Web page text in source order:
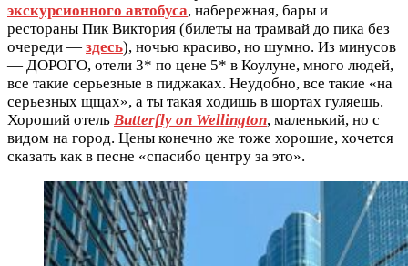
экскурсионного автобуса, набережная, бары и
рестораны Пик Виктория (билеты на трамвай до пика без
очереди — здесь), ночью красиво, но шумно. Из минусов
— ДОРОГО, отели 3* по цене 5* в Коулуне, много людей,
все такие серьезные в пиджаках. Неудобно, все такие «на
серьезных щщах», а ты такая ходишь в шортах гуляешь.
Хороший отель Butterfly on Wellington, маленький, но с
видом на город. Цены конечно же тоже хорошие, хочется
сказать как в песне «спасибо центру за это».